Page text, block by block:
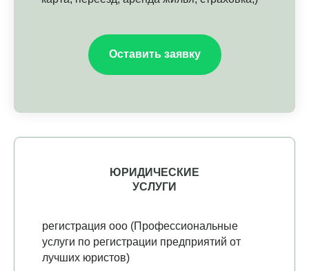
Оставить заявку
ЮРИДИЧЕСКИЕ
УСЛУГИ
регистрация ооо (Профессиональные
услуги по регистрации предприятий от
лучших юристов)